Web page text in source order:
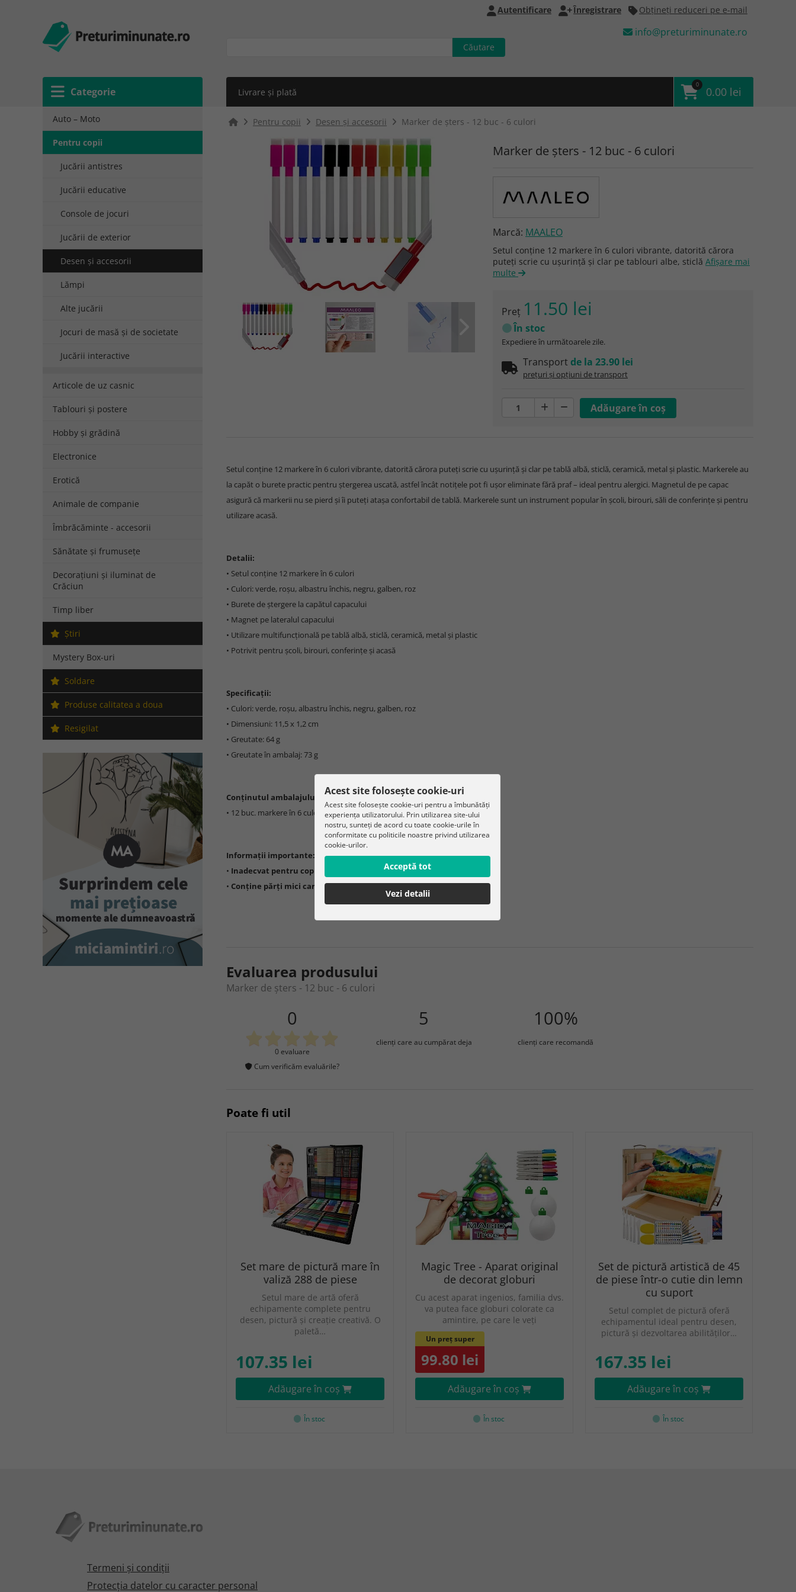
Categorie
Autentificare Înregistrare Obţineţi reduceri pe e-mail
info@preturiminunate.ro
Livrare și plată
0
0.00 lei
Auto – Moto
Pentru copii
Jucării antistres
Jucării educative
Console de jocuri
Jucării de exterior
Desen și accesorii
Lămpi
Alte jucării
Jocuri de masă și de societate
Jucării interactive
Articole de uz casnic
Tablouri și postere
Hobby și grădină
Electronice
Erotică
Animale de companie
Îmbrăcăminte - accesorii
Sănătate și frumusețe
Decorațiuni și iluminat de
Crăciun
Timp liber
Ştiri
Mystery Box-uri
Soldare
Produse calitatea a doua
Resigilat
Pentru copii Desen și accesorii Marker de șters - 12 buc - 6 culori
Marker de șters - 12 buc - 6 culori
Marcă: MAALEO
Setul conține 12 markere în 6 culori vibrante, datorită cărora
puteți scrie cu ușurință și clar pe tablouri albe, sticlă Afişare mai
multe
Preţ 11.50 lei
În stoc
Expediere în următoarele zile.
Transport de la 23.90 lei
prețuri și opțiuni de transport
Setul conține 12 markere în 6 culori vibrante, datorită cărora puteți scrie cu ușurință și clar pe tablă albă, sticlă, ceramică, metal și plastic. Markerele au
la capăt o burete practic pentru ștergerea uscată, astfel încât notițele pot fi ușor eliminate fără praf – ideal pentru alergici. Magnetul de pe capac
asigură că markerii nu se pierd și îi puteți atașa confortabil de tablă. Markerele sunt un instrument popular în școli, birouri, săli de conferințe și pentru
utilizare acasă.
Detalii:
• Setul conține 12 markere în 6 culori
• Culori: verde, roșu, albastru închis, negru, galben, roz
• Burete de ștergere la capătul capacului
• Magnet pe lateralul capacului
• Utilizare multifuncțională pe tablă albă, sticlă, ceramică, metal și plastic
• Potrivit pentru școli, birouri, conferințe și acasă
Specificații:
• Culori: verde, roșu, albastru închis, negru, galben, roz
• Dimensiuni: 11,5 x 1,2 cm
• Greutate: 64 g
• Greutate în ambalaj: 73 g
Conținutul ambalajului:
• 12 buc. markere în 6 culori
Informații importante:
• Inadecvat pentru copii sub 3 ani
• Conține părți mici care pot provoca sufocare
Evaluarea produsului
Marker de șters - 12 buc - 6 culori
0
0 evaluare
Cum verificăm evaluările?
5
clienţi care au cumpărat deja
100%
clienţi care recomandă
Poate fi util
Set mare de pictură mare în
valiză 288 de piese
Setul mare de artă oferă
echipamente complete pentru
desen, pictură și creație creativă. O
paletă…
107.35 lei
Adăugare în coş
În stoc
Magic Tree - Aparat original
de decorat globuri
Cu acest aparat ingenios, familia dvs.
va putea face globuri colorate ca
amintire, pe care le veți
Un preț super
99.80 lei
Adăugare în coş
În stoc
Set de pictură artistică de 45
de piese într-o cutie din lemn
cu suport
Setul complet de pictură oferă
echipamentul ideal pentru desen,
pictură și dezvoltarea abilităților…
167.35 lei
Adăugare în coş
În stoc
Termeni şi condiţii
Protecţia datelor cu caracter personal
Acest site folosește cookie-uri
Acest site folosește cookie-uri pentru a îmbunătăți
experiența utilizatorului. Prin utilizarea site-ului
nostru, sunteți de acord cu toate cookie-urile în
conformitate cu politicile noastre privind utilizarea
cookie-urilor.
Acceptă tot
Vezi detalii